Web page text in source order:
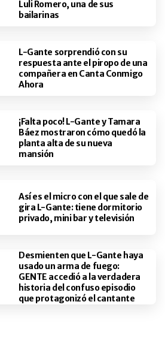
Luli Romero, una de sus
bailarinas
L-Gante sorprendió con su
respuesta ante el piropo de una
compañera en Canta Conmigo
Ahora
¡Falta poco! L-Gante y Tamara
Báez mostraron cómo quedó la
planta alta de su nueva
mansión
Así es el micro con el que sale de
gira L-Gante: tiene dormitorio
privado, mini bar y televisión
Desmienten que L-Gante haya
usado un arma de fuego:
GENTE accedió a la verdadera
historia del confuso episodio
que protagonizó el cantante